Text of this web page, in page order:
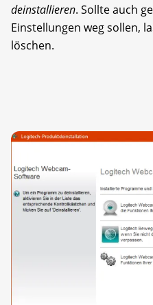
deinstallieren. Sollte auch
Einstellungen weg sollen,
löschen.